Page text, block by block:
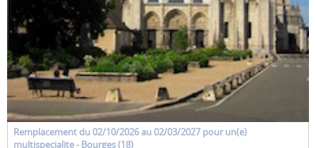
Remplacement du 02/10/2026 au 02/03/2027 pour un(e)
multispecialite- Bourges (18)